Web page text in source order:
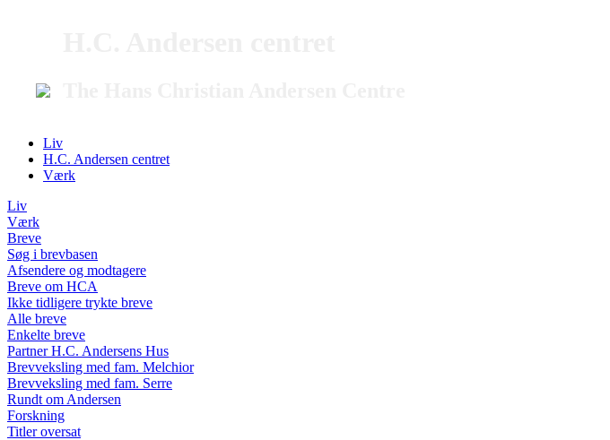
Liv
H.C. Andersen centret
Værk
Liv
Værk
Breve
Søg i brevbasen
Afsendere og modtagere
Breve om HCA
Ikke tidligere trykte breve
Alle breve
Enkelte breve
Partner H.C. Andersens Hus
Brevveksling med fam. Melchior
Brevveksling med fam. Serre
Rundt om Andersen
Forskning
Titler oversat